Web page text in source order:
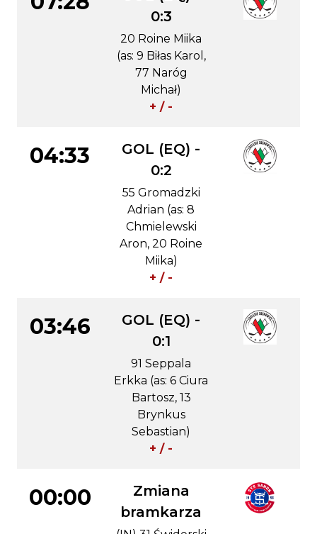
0:3
20 Roine Miika
(as: 9 Biłas Karol,
77 Naróg
Michał)
+ / -
04:33
GOL (EQ) -
0:2
55 Gromadzki
Adrian (as: 8
Chmielewski
Aron, 20 Roine
Miika)
+ / -
03:46
GOL (EQ) -
0:1
91 Seppala
Erkka (as: 6 Ciura
Bartosz, 13
Brynkus
Sebastian)
+ / -
00:00
Zmiana
bramkarza